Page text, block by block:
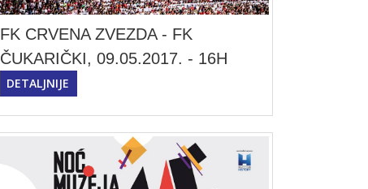
FK CRVENA ZVEZDA - FK
ČUKARIČKI, 09.05.2017. - 16H
DETALJNIJE